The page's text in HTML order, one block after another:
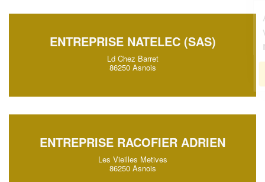
ENTREPRISE NATELEC (SAS)
Ld Chez Barret
86250 Asnois
ENTREPRISE RACOFIER ADRIEN
Les Vieilles Metives
86250 Asnois
Augmentez votrechiffre d'affaireset
nouveaux clients!
En savoir plus